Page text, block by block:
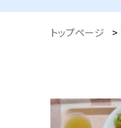
トップページ >